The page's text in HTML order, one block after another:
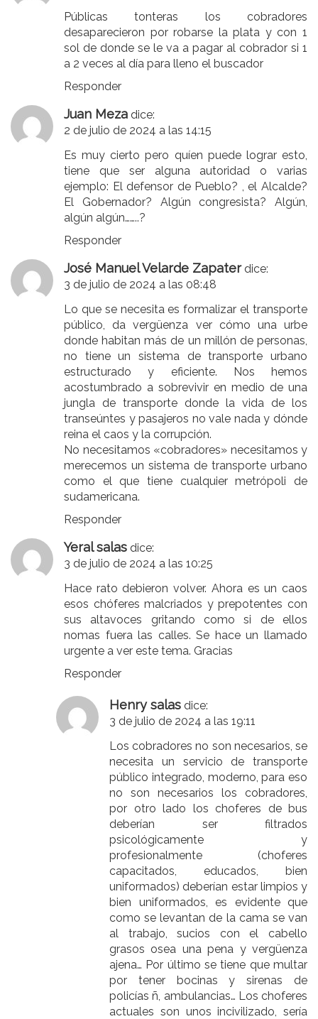
Públicas tonteras los cobradores
desaparecieron por robarse la plata y con 1
sol de donde se le va a pagar al cobrador si 1
a 2 veces al día para lleno el buscador
Responder
Juan Meza dice:
2 de julio de 2024 a las 14:15
Es muy cierto pero quíen puede lograr esto,
tiene que ser alguna autoridad o varias
ejemplo: El defensor de Pueblo? , el Alcalde?
El Gobernador? Algún congresista? Algún,
algún algún……..?
Responder
José Manuel Velarde Zapater dice:
3 de julio de 2024 a las 08:48
Lo que se necesita es formalizar el transporte
público, da vergüenza ver cómo una urbe
donde habitan más de un millón de personas,
no tiene un sistema de transporte urbano
estructurado y eficiente. Nos hemos
acostumbrado a sobrevivir en medio de una
jungla de transporte donde la vida de los
transeúntes y pasajeros no vale nada y dónde
reina el caos y la corrupción.
No necesitamos «cobradores» necesitamos y
merecemos un sistema de transporte urbano
como el que tiene cualquier metrópoli de
sudamericana.
Responder
Yeral salas dice:
3 de julio de 2024 a las 10:25
Hace rato debieron volver. Ahora es un caos
esos chóferes malcriados y prepotentes con
sus altavoces gritando como si de ellos
nomas fuera las calles. Se hace un llamado
urgente a ver este tema. Gracias
Responder
Henry salas dice:
3 de julio de 2024 a las 19:11
Los cobradores no son necesarios, se
necesita un servicio de transporte
público integrado, moderno, para eso
no son necesarios los cobradores,
por otro lado los choferes de bus
deberían ser filtrados
psicológicamente y
profesionalmente (choferes
capacitados, educados, bien
uniformados) deberían estar limpios y
bien uniformados, es evidente que
como se levantan de la cama se van
al trabajo, sucios con el cabello
grasos osea una pena y vergüenza
ajena… Por último se tiene que multar
por tener bocinas y sirenas de
policías ñ, ambulancias… Los choferes
actuales son unos incivilizado, sería